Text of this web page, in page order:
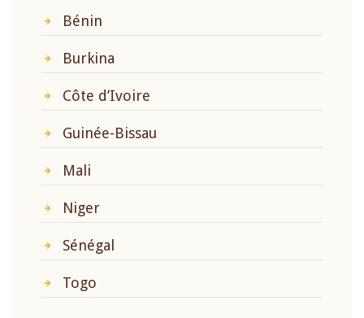
Bénin
Burkina
Côte d’Ivoire
Guinée-Bissau
Mali
Niger
Sénégal
Togo